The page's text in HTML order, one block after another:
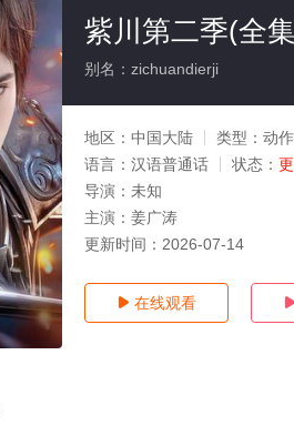
紫川第二季(全
别名：zichuandierji
地区： 中国大陆 类型： 动
语言： 汉语普通话 状态：
导演： 未知
主演： 姜广涛
更新时间： 2026-07-14
 在线观看 